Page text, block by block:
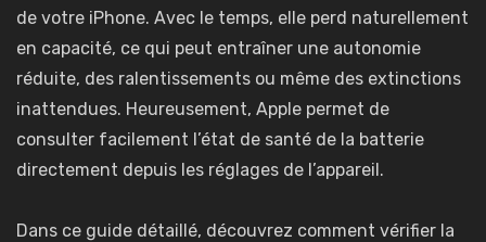
de votre iPhone. Avec le temps, elle perd naturellement
en capacité, ce qui peut entraîner une autonomie
réduite, des ralentissements ou même des extinctions
inattendues. Heureusement, Apple permet de
consulter facilement l’état de santé de la batterie
directement depuis les réglages de l’appareil.
Dans ce guide détaillé, découvrez comment vérifier la